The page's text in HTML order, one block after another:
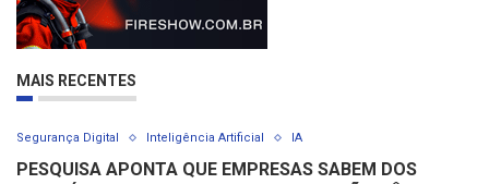
MAIS RECENTES
Segurança Digital Inteligência Artificial IA
PESQUISA APONTA QUE EMPRESAS SABEM DOS